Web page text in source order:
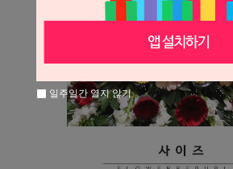
일주일간 열지 않기